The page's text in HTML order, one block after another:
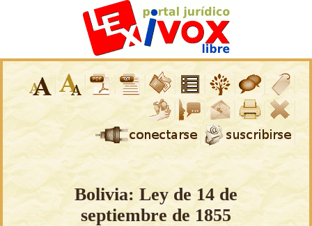
Bolivia: Ley de 14 de
septiembre de 1855